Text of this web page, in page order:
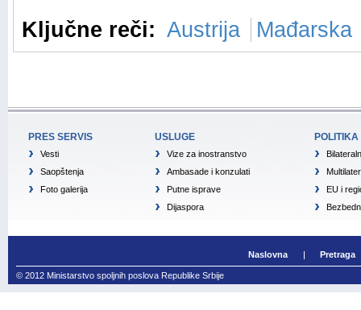
Ključne reči: Austrija Mađarska
PRES SERVIS
Vesti
Saopštenja
Foto galerija
USLUGE
Vize za inostranstvo
Ambasade i konzulati
Putne isprave
Dijaspora
POLITIKA
EU i
Naslovna Pretraga
© 2012 Ministarstvo spoljnih poslova Republike Srbije